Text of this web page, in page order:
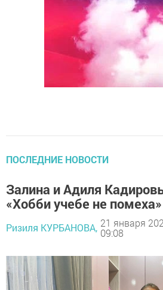
ПОСЛЕДНИЕ НОВОСТИ
Залина и Адиля
«Хобби учебе не помеха»
Ризиля КУРБАНОВА, 21 января
09:08